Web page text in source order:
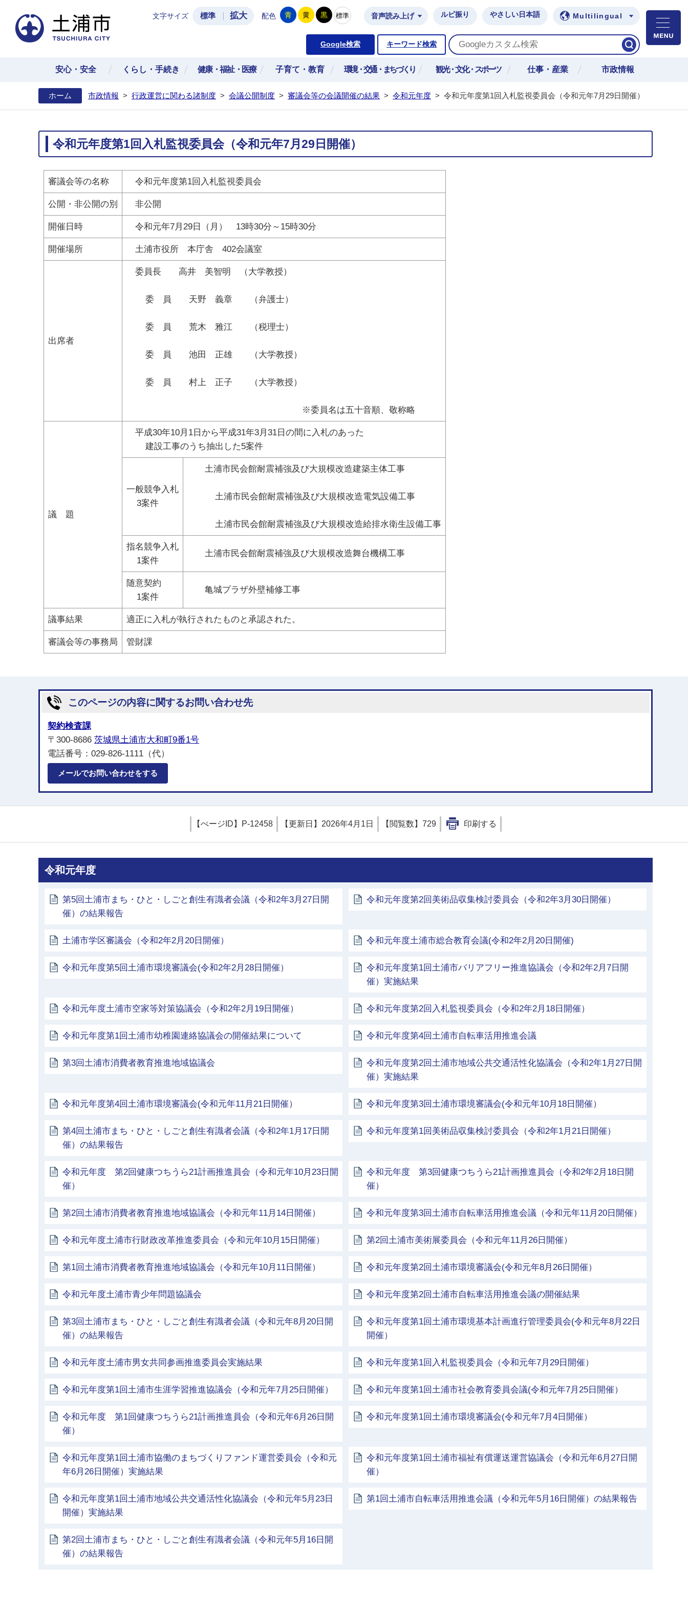
土浦市公式ホームページ
文字サイズ 標準 拡大 配色 青 黄 黒 標準 音声読み上げ ルビ振り やさしい日本語 Multilingual
Google検索 キーワード検索
安心・安全 くらし・手続き 健康・福祉・医療 子育て・教育 環境・交通・まちづくり 観光・文化・スポーツ 仕事・産業 市政情報
ホーム 市政情報 > 行政運営に関わる諸制度 > 会議公開制度 > 審議会等の会議開催の結果 > 令和元年度 > 令和元年度第1回入札監視委員会（令和元年7月29日開催）
令和元年度第1回入札監視委員会（令和元年7月29日開催）
審議会等の名称 令和元年度第1回入札監視委員会
公開・非公開の別 非公開
開催日時 令和元年7月29日（月） 13時30分～15時30分
開催場所 土浦市役所 本庁舎 402会議室
出席者
委員長 高井 美智明 （大学教授）
委 員 天野 義章 （弁護士）
委 員 荒木 雅江 （税理士）
委 員 池田 正雄 （大学教授）
委 員 村上 正子 （大学教授）
※委員名は五十音順、敬称略
議 題
平成30年10月1日から平成31年3月31日の間に入札のあった
建設工事のうち抽出した5案件
一般競争入札
3案件
土浦市民会館耐震補強及び大規模改造建築主体工事
土浦市民会館耐震補強及び大規模改造電気設備工事
土浦市民会館耐震補強及び大規模改造給排水衛生設備工事
指名競争入札
1案件
土浦市民会館耐震補強及び大規模改造舞台機構工事
随意契約
1案件
亀城プラザ外壁補修工事
議事結果 適正に入札が執行されたものと承認された。
審議会等の事務局 管財課
このページの内容に関するお問い合わせ先
契約検査課
〒300-8686 茨城県土浦市大和町9番1号
電話番号：029-826-1111（代）
メールでお問い合わせをする
【ぺージID】 P-12458 【更新日】 2026年4月1日 【閲覧数】 729 印刷する
令和元年度
第5回土浦市まち・ひと・しごと創生有識者会議（令和2年3月27日開
催）の結果報告
令和元年度第2回美術品収集検討委員会（令和2年3月30日開催）
土浦市学区審議会（令和2年2月20日開催） 令和元年度土浦市総合教育会議(令和2年2月20日開催)
令和元年度第5回土浦市環境審議会(令和2年2月28日開催）
令和元年度第1回土浦市バリアフリー推進協議会（令和2年2月7日開
催）実施結果
令和元年度土浦市空家等対策協議会（令和2年2月19日開催） 令和元年度第2回入札監視委員会（令和2年2月18日開催）
令和元年度第1回土浦市幼稚園連絡協議会の開催結果について 令和元年度第4回土浦市自転車活用推進会議
第3回土浦市消費者教育推進地域協議会
令和元年度第2回土浦市地域公共交通活性化協議会（令和2年1月27日開
催）実施結果
令和元年度第4回土浦市環境審議会(令和元年11月21日開催） 令和元年度第3回土浦市環境審議会(令和元年10月18日開催）
第4回土浦市まち・ひと・しごと創生有識者会議（令和2年1月17日開
催）の結果報告
令和元年度第1回美術品収集検討委員会（令和2年1月21日開催）
令和元年度 第2回健康つちうら21計画推進員会（令和元年10月23日開
催）
令和元年度 第3回健康つちうら21計画推進員会（令和2年2月18日開
催）
第2回土浦市消費者教育推進地域協議会（令和元年11月14日開催） 令和元年度第3回土浦市自転車活用推進会議（令和元年11月20日開催）
令和元年度土浦市行財政改革推進委員会（令和元年10月15日開催） 第2回土浦市美術展委員会（令和元年11月26日開催）
第1回土浦市消費者教育推進地域協議会（令和元年10月11日開催） 令和元年度第2回土浦市環境審議会(令和元年8月26日開催）
令和元年度土浦市青少年問題協議会 令和元年度第2回土浦市自転車活用推進会議の開催結果
第3回土浦市まち・ひと・しごと創生有識者会議（令和元年8月20日開
催）の結果報告
令和元年度第1回土浦市環境基本計画進行管理委員会(令和元年8月22日
開催）
令和元年度土浦市男女共同参画推進委員会実施結果 令和元年度第1回入札監視委員会（令和元年7月29日開催）
令和元年度第1回土浦市生涯学習推進協議会（令和元年7月25日開催） 令和元年度第1回土浦市社会教育委員会議(令和元年7月25日開催）
令和元年度 第1回健康つちうら21計画推進員会（令和元年6月26日開
催）
令和元年度第1回土浦市環境審議会(令和元年7月4日開催）
令和元年度第1回土浦市協働のまちづくりファンド運営委員会（令和元
年6月26日開催）実施結果
令和元年度第1回土浦市福祉有償運送運営協議会（令和元年6月27日開
催）
令和元年度第1回土浦市地域公共交通活性化協議会（令和元年5月23日
開催）実施結果
第1回土浦市自転車活用推進会議（令和元年5月16日開催）の結果報告
第2回土浦市まち・ひと・しごと創生有識者会議（令和元年5月16日開
催）の結果報告